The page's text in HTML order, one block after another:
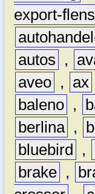
export-
autos
,
aveo , ax
baleno ,
berlina ,
bluebird
,
brake ,